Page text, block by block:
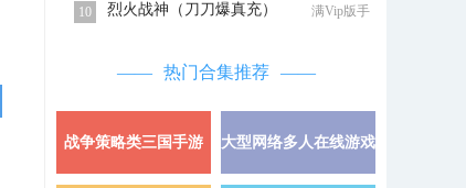
10 烈火战神（刀刀爆真充）
满Vip版手
热门合集推荐
战争策略类三国手游 详情 »
大型网络多人在线游戏